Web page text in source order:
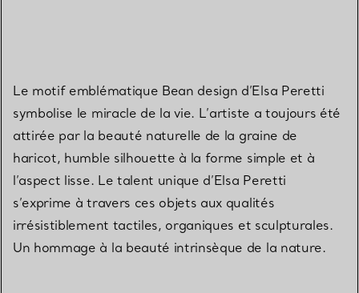
Le motif emblématique Bean design d’Elsa Peretti
symbolise le miracle de la vie. L’artiste a toujours été
attirée par la beauté naturelle de la graine de
haricot, humble silhouette à la forme simple et à
l’aspect lisse. Le talent unique d’Elsa Peretti
s’exprime à travers ces objets aux qualités
irrésistiblement tactiles, organiques et sculpturales.
Un hommage à la beauté intrinsèque de la nature.